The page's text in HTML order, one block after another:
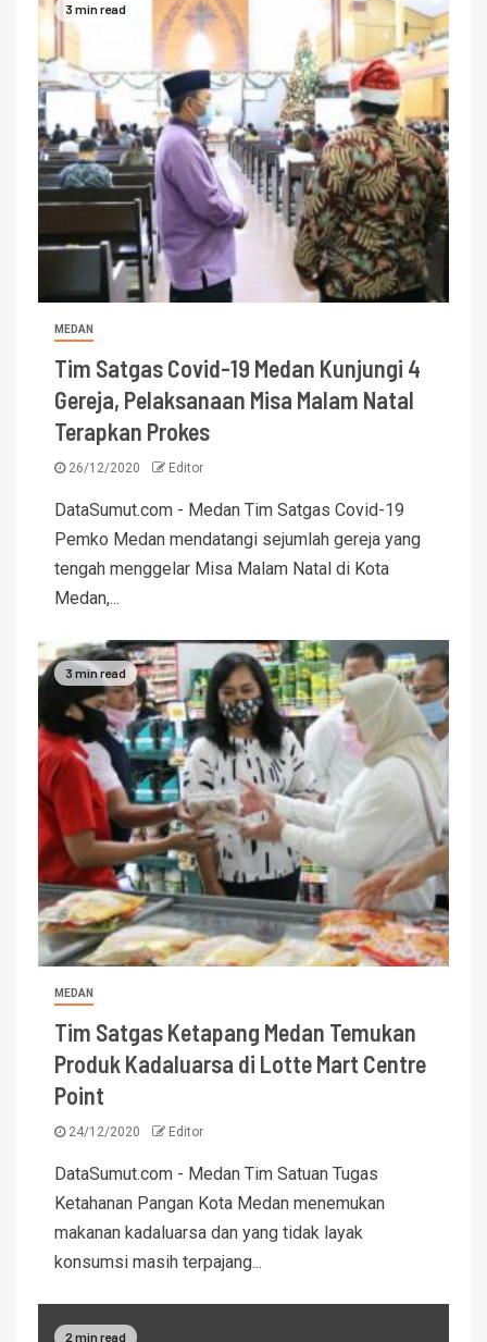
3 min read
MEDAN
Tim Satgas Covid-19 Medan Kunjungi 4
Gereja, Pelaksanaan Misa Malam Natal
Terapkan Prokes
26/12/2020 Editor
DataSumut.com - Medan Tim Satgas Covid-19
Pemko Medan mendatangi sejumlah gereja yang
tengah menggelar Misa Malam Natal di Kota
Medan,...
3 min read
MEDAN
Tim Satgas Ketapang Medan Temukan
Produk Kadaluarsa di Lotte Mart Centre
Point
24/12/2020 Editor
DataSumut.com - Medan Tim Satuan Tugas
Ketahanan Pangan Kota Medan menemukan
makanan kadaluarsa dan yang tidak layak
konsumsi masih terpajang...
2 min read